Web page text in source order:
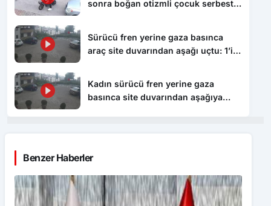
sonra boğan otizmli çocuk serbest
Sürücü fren yerine gaza basınca
araç site duvarından aşağı uçtu: 1’i
Kadın sürücü fren yerine gaza
basınca site duvarından aşağıya
Benzer Haberler